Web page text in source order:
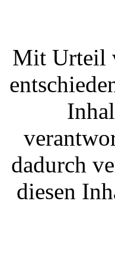
Mit Urteil
dadurch
diesen